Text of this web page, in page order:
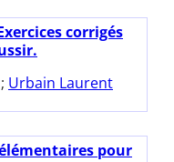
corrigés
; Urbain Laurent
pour